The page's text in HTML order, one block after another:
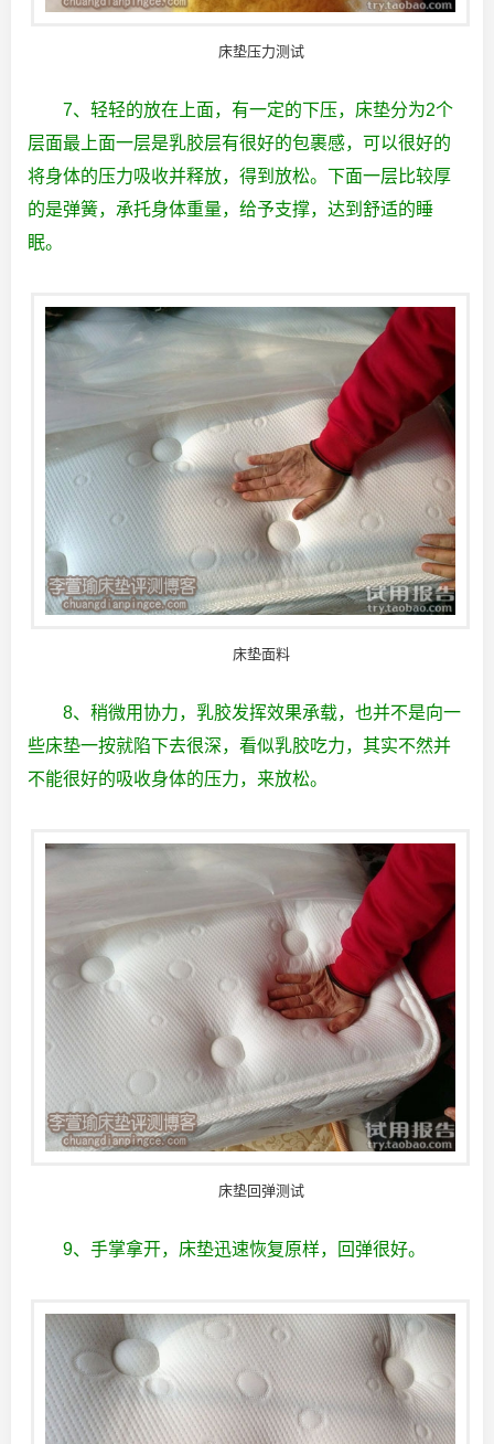
床垫压力测试
7、轻轻的放在上面，有一定的下压，床垫分为2个
层面最上面一层是乳胶层有很好的包裹感，可以很好的
将身体的压力吸收并释放，得到放松。下面一层比较厚
的是弹簧，承托身体重量，给予支撑，达到舒适的睡
眠。
床垫面料
8、稍微用协力，乳胶发挥效果承载，也并不是向一
些床垫一按就陷下去很深，看似乳胶吃力，其实不然并
不能很好的吸收身体的压力，来放松。
床垫回弹测试
9、手掌拿开，床垫迅速恢复原样，回弹很好。